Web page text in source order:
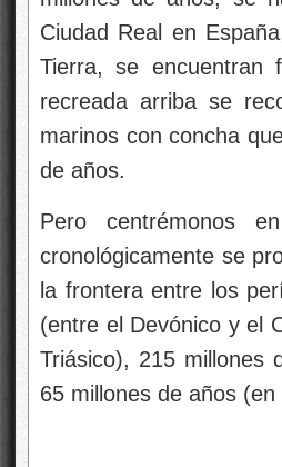
Ciudad Real en
Tierra, se encuentran
recreada arriba se
marinos con concha
de años.
Pero centrémonos
cronológicamente se
la frontera entre los
(entre el Devónico y el
Triásico), 215 millones
65 millones de años